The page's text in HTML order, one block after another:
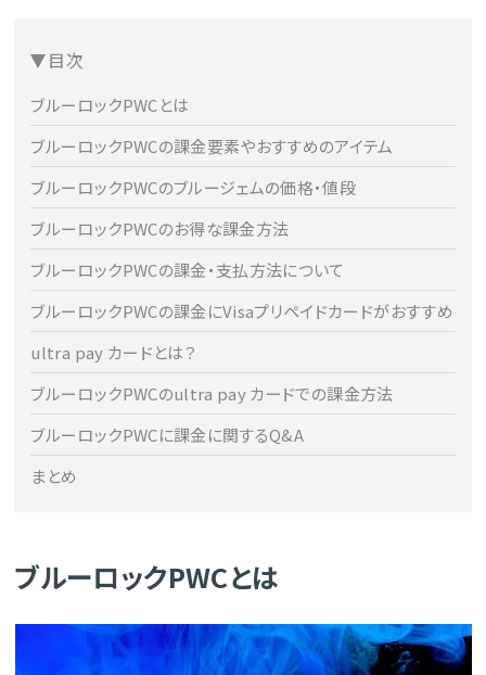
目次
ブルーロックPWCとは
ブルーロックPWCの課金要素やおすすめのアイテム
ブルーロックPWCのブルージェムの価格・値段
ブルーロックPWCのお得な課金方法
ブルーロックPWCの課金・支払方法について
ブルーロックPWCの課金にVisaプリペイドカードがおすすめ
ultra pay カードとは？
ブルーロックPWCのultra pay カードでの課金方法
ブルーロックPWCに課金に関するQ&A
まとめ
ブルーロックPWCとは